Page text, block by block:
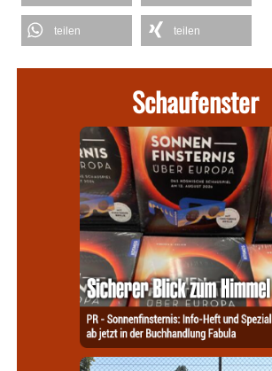
teilen teilen
Schaufenster